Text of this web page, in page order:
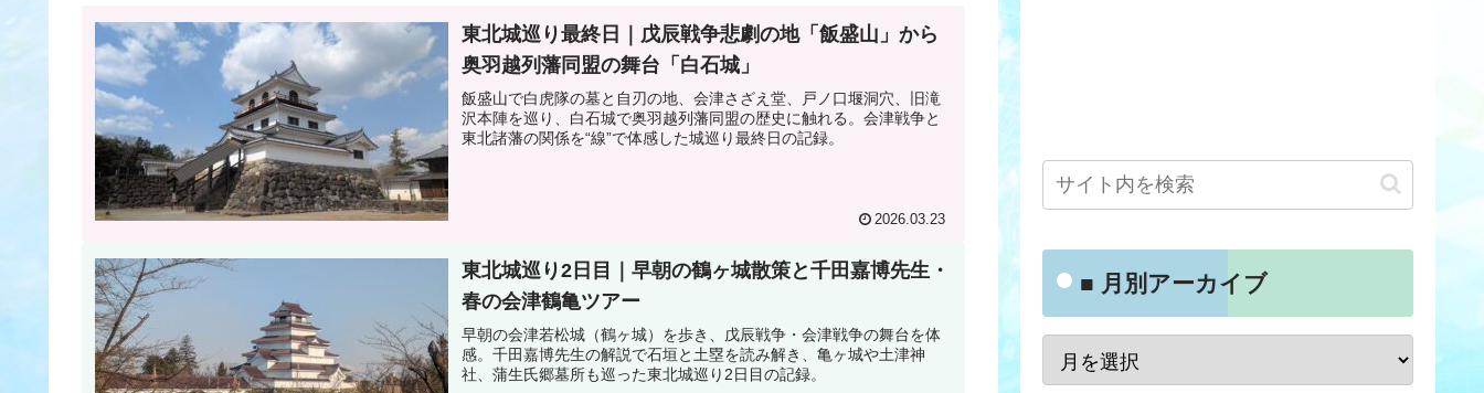
東北城巡り最終日｜戊辰戦争悲劇の地「飯盛山」から
奥羽越列藩同盟の舞台「白石城」
飯盛山で白虎隊の墓と自刃の地、会津さざえ堂、戸ノ口堰洞穴、旧滝
沢本陣を巡り、白石城で奥羽越列藩同盟の歴史に触れる。会津戦争と
東北諸藩の関係を“線”で体感した城巡り最終日の記録。
2026.03.23
東北城巡り2日目｜早朝の鶴ヶ城散策と千田嘉博先生・
春の会津鶴亀ツアー
早朝の会津若松城（鶴ヶ城）を歩き、戊辰戦争・会津戦争の舞台を体
感。千田嘉博先生の解説で石垣と土塁を読み解き、亀ヶ城や土津神
社、蒲生氏郷墓所も巡った東北城巡り2日目の記録。
■ 月別アーカイブ